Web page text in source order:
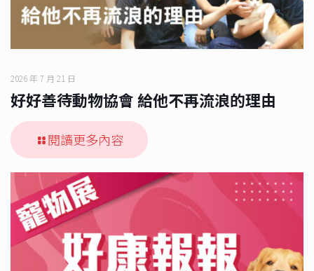
2026 年 7 月 21 日
好好善待動物協會 給他不再流浪的理由
閱讀更多內容